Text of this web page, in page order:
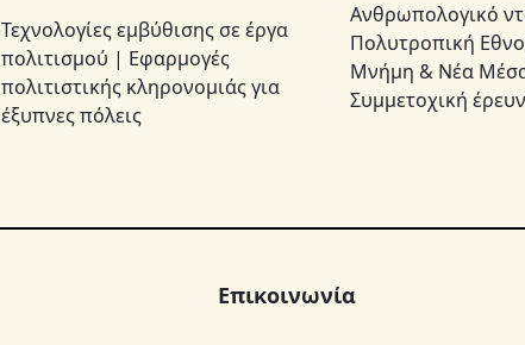
Τεχνολογίες εμβύθισης σε έργα
πολιτισμού | Εφαρμογές
πολιτιστικής κληρονομιάς για
έξυπνες πόλεις
Ανθρωπολογικό
Πολυτροπική
Μνήμη & Νέα
Συμμετοχική
Επικοινωνία